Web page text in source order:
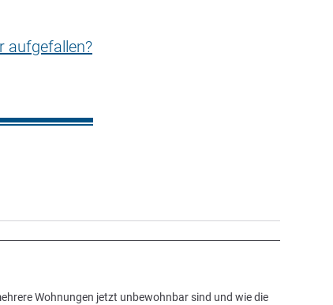
aufgefallen?
Wohnungen jetzt unbewohnbar sind und wie die